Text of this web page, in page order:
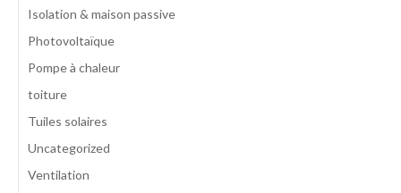
Isolation & maison passive
Photovoltaïque
Pompe à chaleur
toiture
Tuiles solaires
Uncategorized
Ventilation